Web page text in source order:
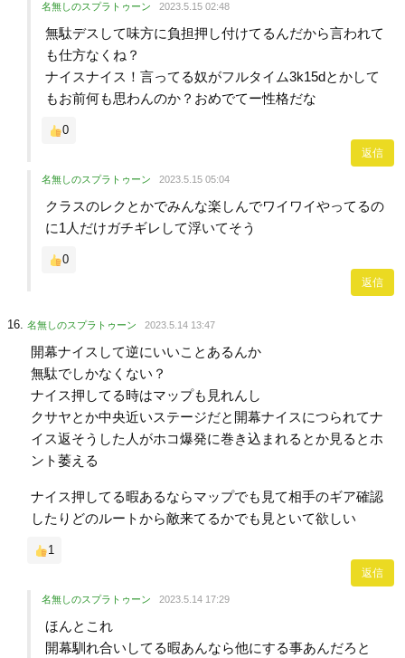
名無しのスプラトゥーン 2023.5.15 02:48
無駄デスして味方に負担押し付けてるんだから言われて
も仕方なくね？
ナイスナイス！言ってる奴がフルタイム3k15dとかして
もお前何も思わんのか？おめでてー性格だな
0
返信
名無しのスプラトゥーン 2023.5.15 05:04
クラスのレクとかでみんな楽しんでワイワイやってるの
に1人だけガチギレして浮いてそう
0
返信
名無しのスプラトゥーン 2023.5.14 13:47
開幕ナイスして逆にいいことあるんか
無駄でしかなくない？
ナイス押してる時はマップも見れんし
クサヤとか中央近いステージだと開幕ナイスにつられてナ
イス返そうした人がホコ爆発に巻き込まれるとか見るとホ
ント萎える
ナイス押してる暇あるならマップでも見て相手のギア確認
したりどのルートから敵来てるかでも見といて欲しい
1
返信
名無しのスプラトゥーン 2023.5.14 17:29
ほんとこれ
開幕馴れ合いしてる暇あんなら他にする事あんだろと